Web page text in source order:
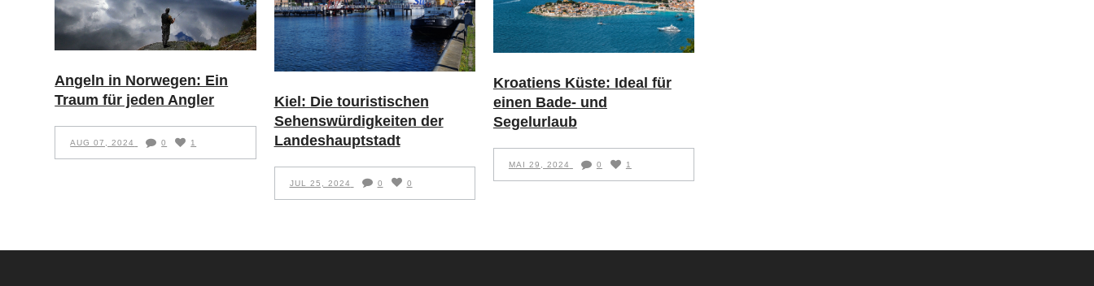
Angeln in Norwegen: Ein
Traum für jeden Angler
AUG 07, 2024 0 1
Kiel: Die touristischen
Sehenswürdigkeiten der
Landeshauptstadt
JUL 25, 2024 0 0
Kroatiens Küste: Ideal für
einen Bade- und
Segelurlaub
MAI 29, 2024 0 1